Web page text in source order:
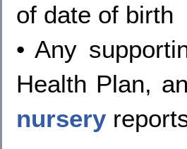
of date of birth
• Any
Health Plan,
nursery